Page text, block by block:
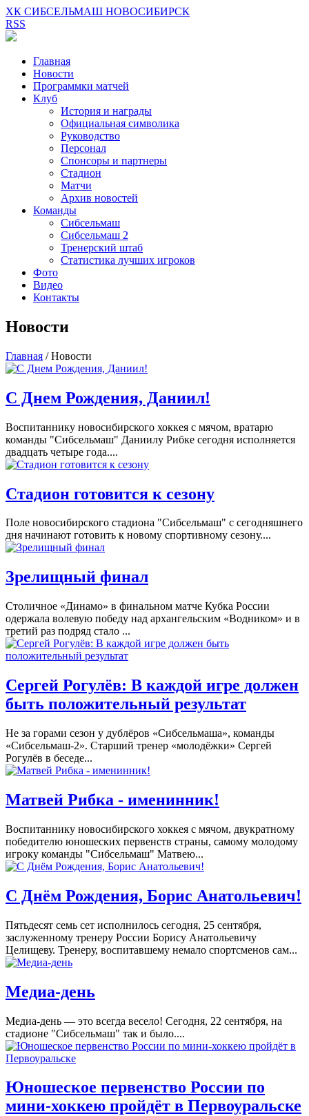
ХК СИБСЕЛЬМАШ НОВОСИБИРСК
RSS
Главная
Новости
Программки матчей
Клуб
История и награды
Официальная символика
Руководство
Персонал
Спонсоры и партнеры
Стадион
Матчи
Архив новостей
Команды
Сибсельмаш
Сибсельмаш 2
Тренерский штаб
Статистика лучших игроков
Фото
Видео
Контакты
Новости
Главная /Новости
С Днем Рождения, Даниил!
Воспитаннику новосибирского хоккея с мячом, вратарю
команды "Сибсельмаш" Даниилу Рибке сегодня исполняется
двадцать четыре года....
Стадион готовится к сезону
Поле новосибирского стадиона "Сибсельмаш" с сегодняшнего
дня начинают готовить к новому спортивному сезону....
Зрелищный финал
Столичное «Динамо» в финальном матче Кубка России
одержала волевую победу над архангельским «Водником» и в
третий раз подряд стало ...
Сергей Рогулёв: В каждой игре должен
быть положительный результат
Не за горами сезон у дублёров «Сибсельмаша», команды
«Сибсельмаш-2». Старший тренер «молодёжки» Сергей
Рогулёв в беседе...
Матвей Рибка - именинник!
Воспитаннику новосибирского хоккея с мячом, двукратному
победителю юношеских первенств страны, самому молодому
игроку команды "Сибсельмаш" Матвею...
С Днём Рождения, Борис Анатольевич!
Пятьдесят семь сет исполнилось сегодня, 25 сентября,
заслуженному тренеру России Борису Анатольевичу
Целищеву. Тренеру, воспитавшему немало спортсменов сам...
Медиа-день
Медиа-день — это всегда весело! Сегодня, 22 сентября, на
стадионе "Сибсельмаш" так и было....
Юношеское первенство России по
мини-хоккею пройдёт в Первоуральске